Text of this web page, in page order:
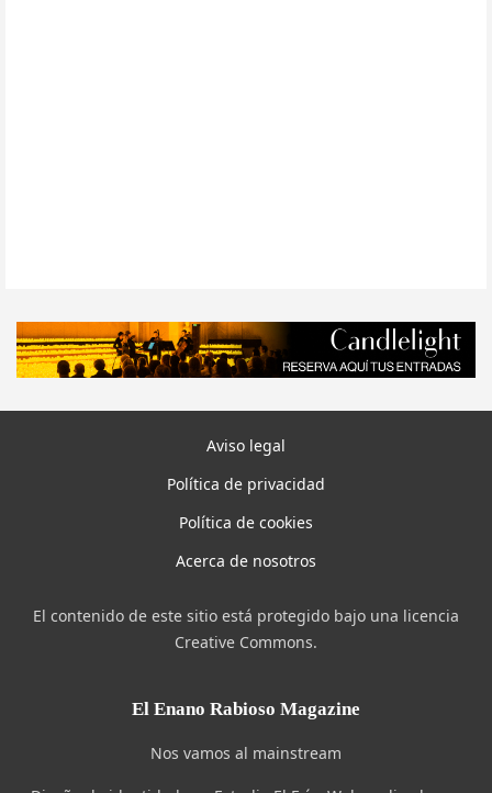
Aviso legal
Política de privacidad
Política de cookies
Acerca de nosotros
El contenido de este sitio está protegido bajo una licencia
Creative Commons.
El Enano Rabioso Magazine
Nos vamos al mainstream